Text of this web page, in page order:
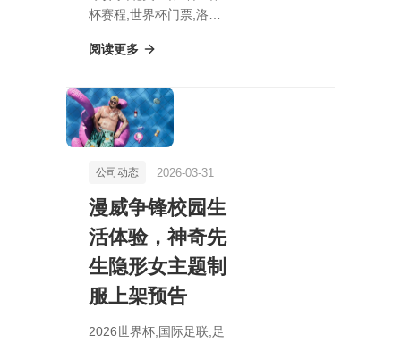
杯赛程,世界杯门票,洛克
助你定格美好瞬间
阅读更多
公司动态 2026-03-31
漫威争锋校园生
活体验，神奇先
生隐形女主题制
服上架预告
2026世界杯,国际足联,足